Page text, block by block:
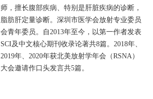
师，擅长腹部疾病、特别是肝脏疾病的诊断，
脂肪肝定量诊断。深圳市医学会放射专业委员
会青年委员。自2013年至今，以第一作者发表
SCI及中文核心期刊收录论著共8篇。2018年、
2019年、2020年获北美放射学年会（RSNA）
大会邀请作口头发言共5篇。